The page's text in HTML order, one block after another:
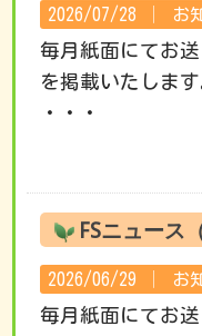
2026/07/28 │ お
毎月紙面にてお送
を掲載いたしま
・・・
2026/06/29 │ お
毎月紙面にてお送